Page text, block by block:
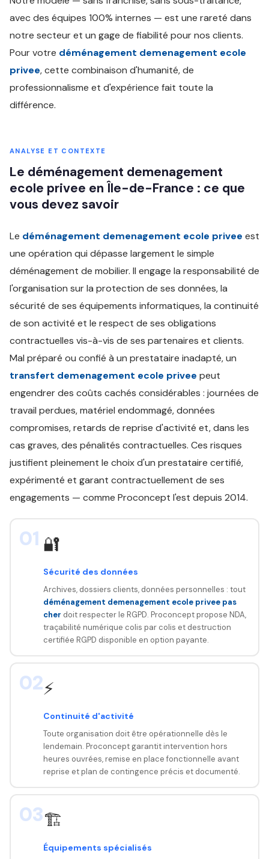
avec des équipes 100% internes — est une rareté dans
notre secteur et un gage de fiabilité pour nos clients.
Pour votre déménagement demenagement ecole
privee, cette combinaison d'humanité, de
professionnalisme et d'expérience fait toute la
différence.
ANALYSE ET CONTEXTE
Le déménagement demenagement
ecole privee en Île-de-France : ce que
vous devez savoir
Le déménagement demenagement ecole privee est
une opération qui dépasse largement le simple
déménagement de mobilier. Il engage la responsabilité de
l'organisation sur la protection de ses données, la
sécurité de ses équipements informatiques, la continuité
de son activité et le respect de ses obligations
contractuelles vis-à-vis de ses partenaires et clients.
Mal préparé ou confié à un prestataire inadapté, un
transfert demenagement ecole privee peut
engendrer des coûts cachés considérables : journées de
travail perdues, matériel endommagé, données
compromises, retards de reprise d'activité et, dans les
cas graves, des pénalités contractuelles. Ces risques
justifient pleinement le choix d'un prestataire certifié,
expérimenté et garant contractuellement de ses
engagements — comme Proconcept l'est depuis 2014.
01 🔐
Sécurité des données
Archives, dossiers clients, données personnelles : tout
déménagement demenagement ecole privee pas
cher doit respecter le RGPD. Proconcept propose NDA,
traçabilité numérique colis par colis et destruction
certifiée RGPD disponible en option payante.
02⚡
Continuité d'activité
Toute organisation doit être opérationnelle dès le
lendemain. Proconcept garantit intervention hors
heures ouvrées, remise en place fonctionnelle avant
reprise et plan de contingence précis et documenté.
03🏗️
Équipements spécialisés